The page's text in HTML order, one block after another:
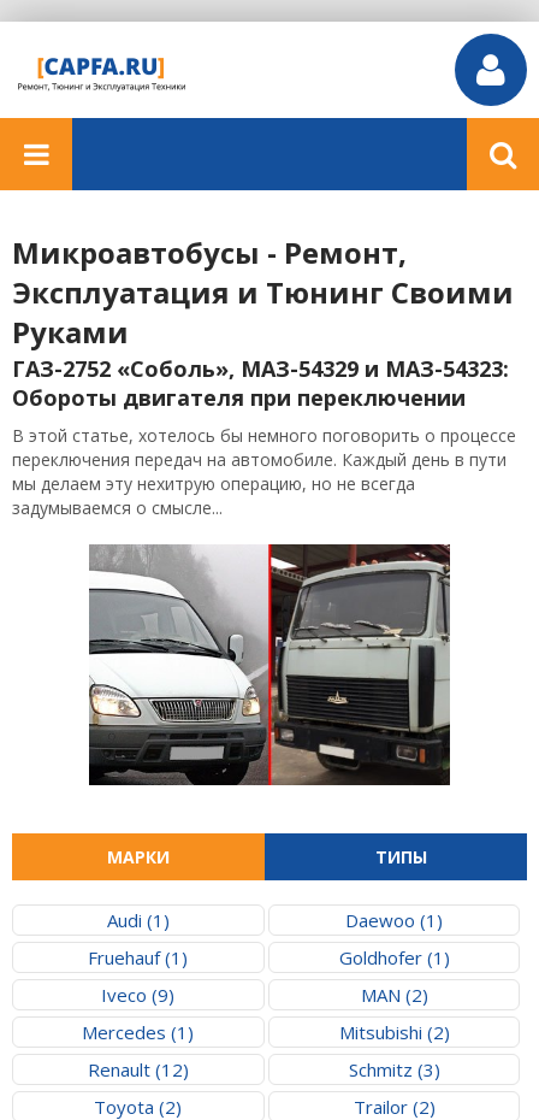
Микроавтобусы - Ремонт,
Эксплуатация и Тюнинг Своими
Руками
ГАЗ-2752 «Соболь», МАЗ-54329 и МАЗ-54323:
Обороты двигателя при переключении
В этой статье, хотелось бы немного поговорить о процессе
переключения передач на автомобиле. Каждый день в пути
мы делаем эту нехитрую операцию, но не всегда
задумываемся о смысле...
МАРКИ ТИПЫ
Audi (1)
Daewoo (1)
Fruehauf (1)
Goldhofer (1)
Iveco (9)
MAN (2)
Mercedes (1)
Mitsubishi (2)
Renault (12)
Schmitz (3)
Toyota (2)
Trailor (2)